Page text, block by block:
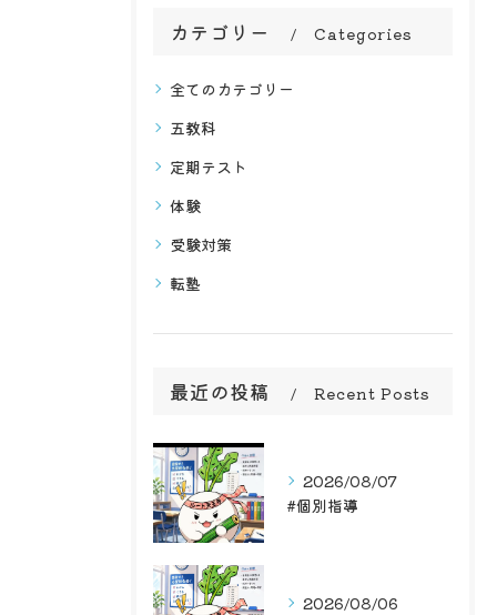
カテゴリー Categories
全てのカテゴリー
五教科
定期テスト
体験
受験対策
転塾
最近の投稿 Recent Posts
2026/08/07
#個別指導
2026/08/06